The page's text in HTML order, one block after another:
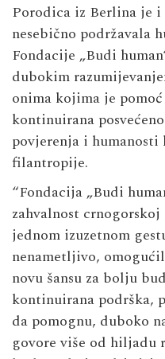
Porodica iz Berlina je
nesebično podržavala
Fondacije „Budi
dubokim
onima kojima je
kontinuirana
povjerenja i
filantropije.
“Fondacija „Budi
zahvalnost
jednom izuzetnom
nenametljivo,
novu šansu za bolju
kontinuirana podrška,
da pomognu, duboko
govore više od hiljadu